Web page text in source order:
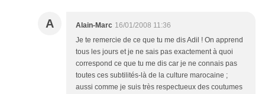
A Alain-Marc 16/01/2008 11:36
Je te remercie de ce que tu me dis Adil ! On apprend
tous les jours et je ne sais pas exactement à quoi
correspond ce que tu me dis car je ne connais pas
toutes ces subtilités-là de la culture marocaine ;
aussi comme je suis très respectueux des coutumes